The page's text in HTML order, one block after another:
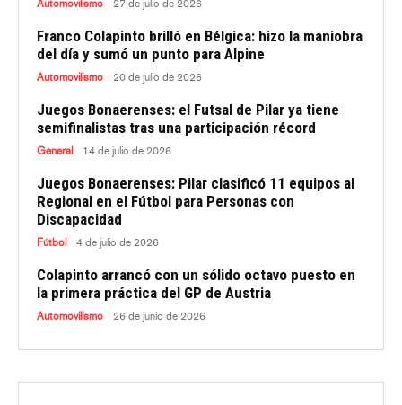
Automovilismo 27 de julio de 2026
Franco Colapinto brilló en Bélgica: hizo la maniobra
del día y sumó un punto para Alpine
Automovilismo 20 de julio de 2026
Juegos Bonaerenses: el Futsal de Pilar ya tiene
semifinalistas tras una participación récord
General 14 de julio de 2026
Juegos Bonaerenses: Pilar clasificó 11 equipos al
Regional en el Fútbol para Personas con
Discapacidad
Fútbol 4 de julio de 2026
Colapinto arrancó con un sólido octavo puesto en
la primera práctica del GP de Austria
Automovilismo 26 de junio de 2026